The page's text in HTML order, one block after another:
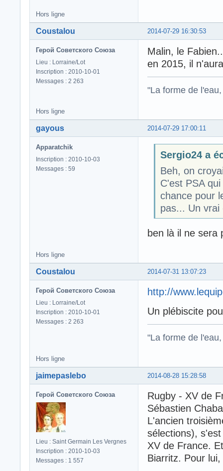
Hors ligne
2014-07-29 16:30:53
Coustalou
Герой Советского Союза
Lieu : Lorraine/Lot
Inscription : 2010-10-01
Messages : 2 263
Malin, le
en 2015, il
"La forme de
Hors ligne
2014-07-29 17:00:11
gayous
Apparatchik
Inscription : 2010-10-03
Messages : 59
Sergio24 a
Beh, on
C'est PSA
chance pour
pas... Un
ben là il ne sera
Hors ligne
2014-07-31 13:07:23
Coustalou
Герой Советского Союза
Lieu : Lorraine/Lot
Inscription : 2010-10-01
Messages : 2 263
http://
Un plébiscite
"La forme de
Hors ligne
2014-08-28 15:28:58
jaimepaslebo
Герой Советского Союза
Lieu : Saint Germain Les Vergnes
Inscription : 2010-10-03
Messages : 1 557
Rugby - XV de
Sébastien
L'ancien
sélections),
XV de France.
Biarritz. Pour